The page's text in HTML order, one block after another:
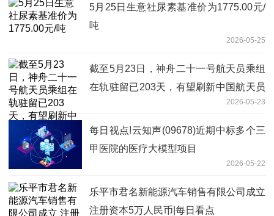
5月25日生意社尿素基准价为1775.00元/
吨
2026-05-25
截至5月23日，神舟二十一号航天员乘组
在轨驻留已203天，有望刷新中国航天员
2026-05-23
每日视点!云知声(09678)近期中标多个三
甲医院的医疗大模型项目
2026-05-22
乐平市君名新能源汽车销售有限公司成立
注册资本5万人民币|每日看点